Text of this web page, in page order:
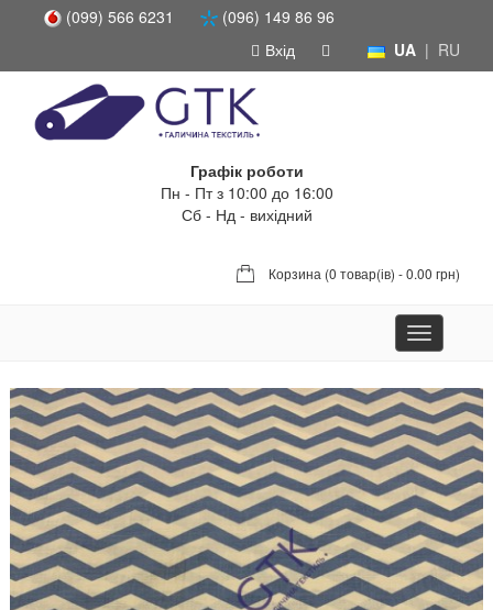
(099) 566 6231
(096) 149 86 96
UA | RU
Вхід
Графік роботи
Пн - Пт з 10:00 до 16:00
Сб - Нд - вихідний
Корзина (0 товар(ів) - 0.00 грн)
Toggle
navigation